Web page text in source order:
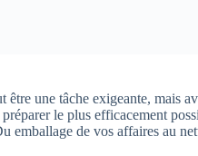
être une tâche exigeante, mais
le plus efficacement
emballage de vos affaires au